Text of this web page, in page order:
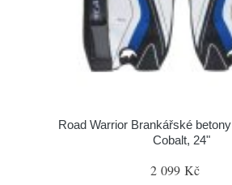
Road Warrior Brankářské
Cobalt, 24"
2 099 Kč